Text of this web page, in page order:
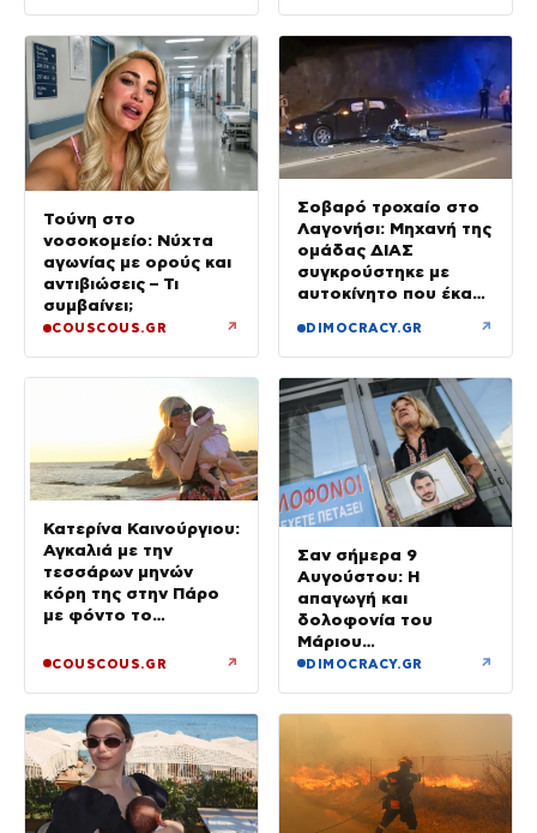
Τούνη στο
νοσοκομείο: Νύχτα
αγωνίας με ορούς και
αντιβιώσεις – Τι
συμβαίνει;
COUSCOUS.GR ↗
Σοβαρό τροχαίο στο
Λαγονήσι: Μηχανή της
ομάδας ΔΙΑΣ
συγκρούστηκε με
αυτοκίνητο που έκανε
αστυνομικοί
τραυματίες, βίντεο
DIMOCRACY.GR ↗
Κατερίνα Καινούργιου:
Αγκαλιά με την
τεσσάρων μηνών
κόρη της στην Πάρο
με φόντο το
COUSCOUS.GR ↗
Σαν σήμερα 9
Αυγούστου: Η
απαγωγή και
δολοφονία του
Μάριου
Παπαγεωργίου –
DIMOCRACY.GR ↗